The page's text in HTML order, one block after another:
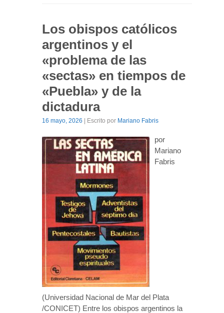
Los obispos católicos
argentinos y el
«problema de las
«sectas» en tiempos de
«Puebla» y de la
dictadura
16 mayo, 2026 | Escrito por Mariano Fabris
por
Mariano
Fabris
(Universidad Nacional de Mar del Plata
/CONICET) Entre los obispos argentinos la